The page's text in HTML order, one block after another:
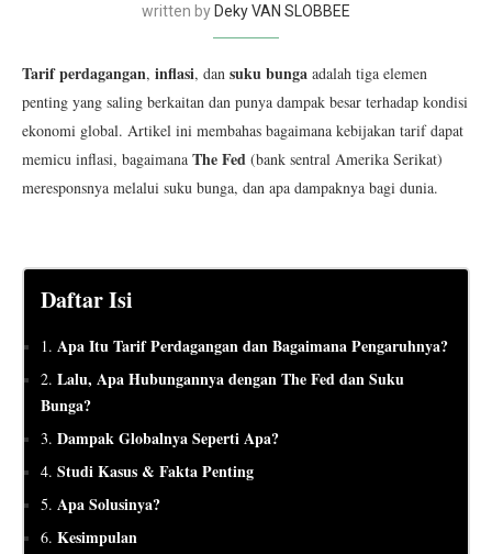
written byDeky VAN SLOBBEE
Tarif perdagangan, inflasi, dan suku bunga adalah tiga elemen
penting yang saling berkaitan dan punya dampak besar terhadap kondisi
ekonomi global. Artikel ini membahas bagaimana kebijakan tarif dapat
memicu inflasi, bagaimana The Fed (bank sentral Amerika Serikat)
meresponsnya melalui suku bunga, dan apa dampaknya bagi dunia.
Daftar Isi
1. Apa Itu Tarif Perdagangan dan Bagaimana Pengaruhnya?
2. Lalu, Apa Hubungannya dengan The Fed dan Suku
Bunga?
3. Dampak Globalnya Seperti Apa?
4. Studi Kasus & Fakta Penting
5. Apa Solusinya?
6. Kesimpulan